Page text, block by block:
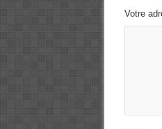
Votre